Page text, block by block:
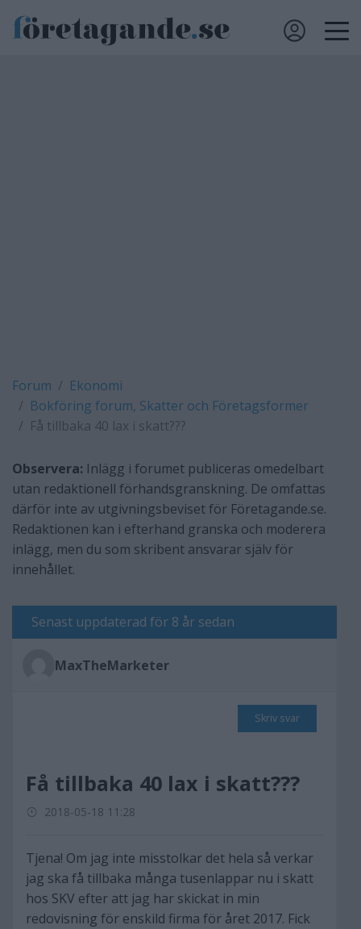
Forum
Ekonomi
Bokföring forum, Skatter och Företagsformer
Få tillbaka 40 lax i skatt???
Observera: Inlägg i forumet publiceras omedelbart
utan redaktionell förhandsgranskning. De omfattas
därför inte av utgivningsbeviset för Företagande.se.
Redaktionen kan i efterhand granska och moderera
inlägg, men du som skribent ansvarar själv för
innehållet.
Senast uppdaterad för 8 år sedan
MaxTheMarketer
Skriv svar
Få tillbaka 40 lax i skatt???
2018-05-18 11:28
Tjena! Om jag inte misstolkar det hela så verkar
jag ska få tillbaka många tusenlappar nu i skatt
hos SKV efter att jag har skickat in min
redovisning för enskild firma för året 2017. Fick